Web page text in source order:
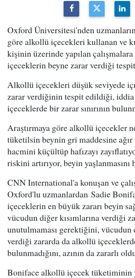
Oxford Üniversitesi'nden
göre alkollü içecekleri kullanan ve
kişinin üzerinde yapılan
içeceklerin beyne zarar verdiği
Alkollü içecekleri düşük seviyede
zarar verdiğinin tespit edildiği,
içeceklerde bir zarar sınırının
Araştırmaya göre alkollü içecekler
tüketilsin beynin gri maddesine
hacmini küçültüp hafızayı
riskini artırıyor, beyin yaşlanmasını
CNN International'a konuşan ve
Oxford'lu uzmanlardan Sadie
içeceklerin en büyük zararı beyin
vücudun diğer kısımlarına verdiği
unutulmaması gerektiğini, vücudun
verdiği zararda da alkollü
bulunmadığını, azının da zararlı
Boniface alkollü içecek tüketiminin